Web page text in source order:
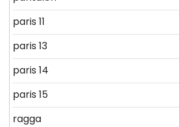
paris 11
paris 13
paris 14
paris 15
ragga